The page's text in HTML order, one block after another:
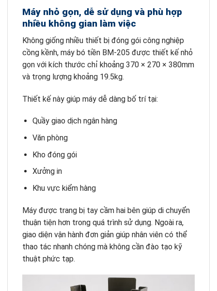
Máy nhỏ gọn, dễ sử dụng và phù hợp
nhiều không gian làm việc
Không giống nhiều thiết bị đóng gói công nghiệp
cồng kềnh, máy bó tiền BM-205 được thiết kế nhỏ
gọn với kích thước chỉ khoảng 370 × 270 × 380mm
và trọng lượng khoảng 19.5kg.
Thiết kế này giúp máy dễ dàng bố trí tại:
Quầy giao dịch ngân hàng
Văn phòng
Kho đóng gói
Xưởng in
Khu vực kiểm hàng
Máy được trang bị tay cầm hai bên giúp di chuyển
thuận tiện hơn trong quá trình sử dụng. Ngoài ra,
giao diện vận hành đơn giản giúp nhân viên có thể
thao tác nhanh chóng mà không cần đào tạo kỹ
thuật phức tạp.